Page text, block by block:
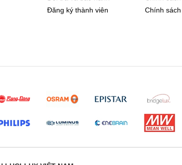
Đăng ký thành viên
Chính